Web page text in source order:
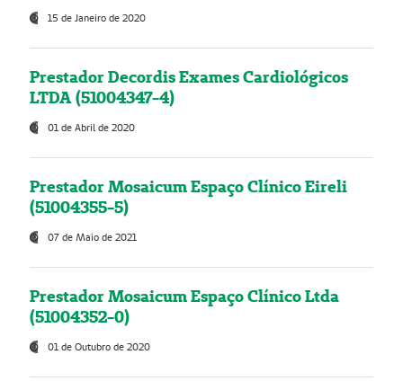
15 de Janeiro de 2020
Prestador Decordis Exames Cardiológicos
LTDA (51004347-4)
01 de Abril de 2020
Prestador Mosaicum Espaço Clínico Eireli
(51004355-5)
07 de Maio de 2021
Prestador Mosaicum Espaço Clínico Ltda
(51004352-0)
01 de Outubro de 2020